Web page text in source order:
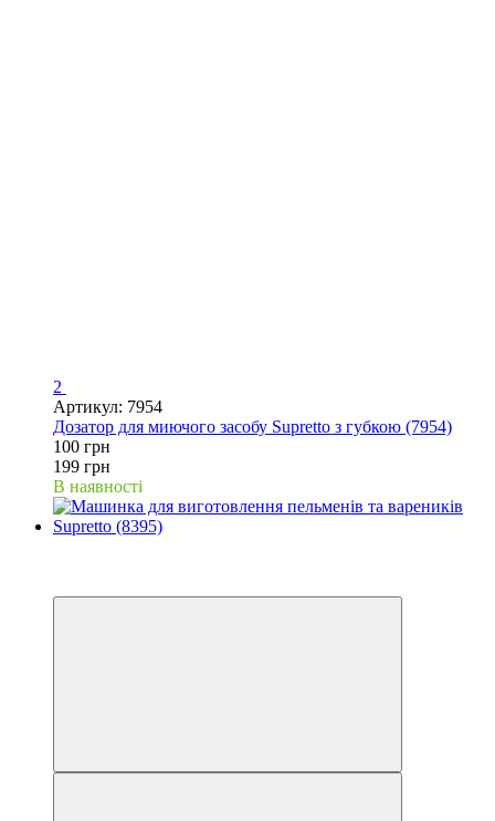
2
Артикул: 7954
Дозатор для миючого засобу Supretto з губкою (7954)
100 грн
199 грн
В наявності